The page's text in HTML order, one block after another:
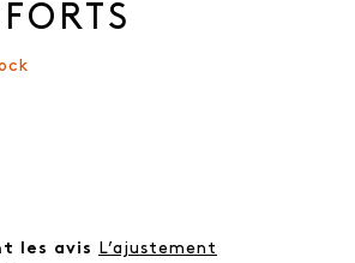
les avis L’ajustement